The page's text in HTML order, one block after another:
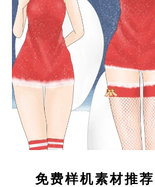
免费样机素材推